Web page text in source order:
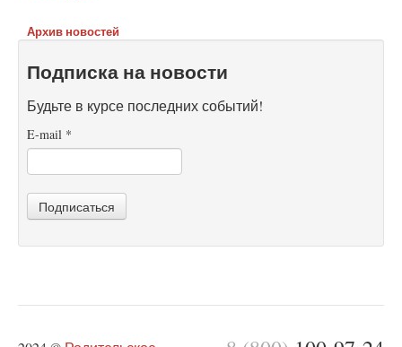
Архив новостей
Подписка на новости
Будьте в курсе последних событий!
E-mail *
Подписаться